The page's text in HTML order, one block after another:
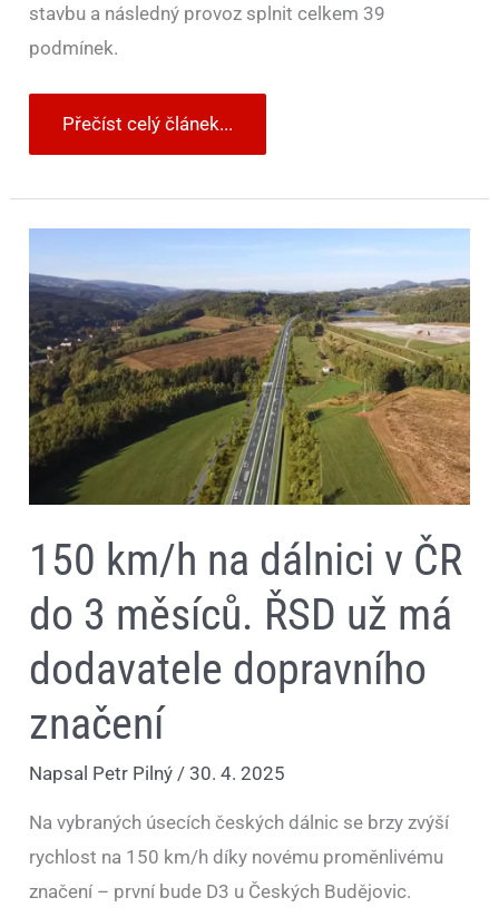
stavbu a následný provoz splnit celkem 39
podmínek.
Přečíst celý článek...
150 km/h na dálnici v ČR
do 3 měsíců. ŘSD už má
dodavatele dopravního
značení
Napsal Petr Pilný/30. 4. 2025
Na vybraných úsecích českých dálnic se brzy zvýší
rychlost na 150 km/h díky novému proměnlivému
značení – první bude D3 u Českých Budějovic.
150
na
dálnici
v
ČR
do
3
měsíců.
ŘSD
už
má
dodavatele
dopravního
značení